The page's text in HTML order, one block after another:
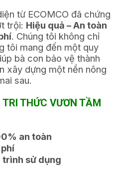
từ ECOMCO đã chứng
trội: Hiệu quả – An toàn
. Chúng tôi không chỉ
tôi mang đến một quy
bà con bảo vệ thành
xây dựng một nền nông
sau.
TRI THỨC VƯƠN TẦM
an toàn
trình sử dụng